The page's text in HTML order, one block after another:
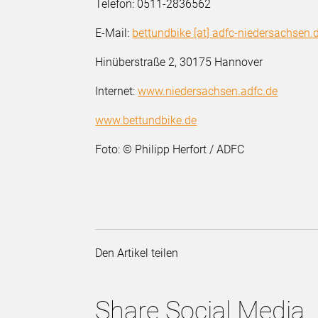
Telefon: 0511-2836562
E-Mail: bettundbike [at] adfc-
Hinüberstraße 2, 30175 Hannover
Internet:www.niedersachsen.adfc.de
www.bettundbike.de
Foto: © Philipp Herfort / ADFC
Den Artikel teilen
Share Social Media